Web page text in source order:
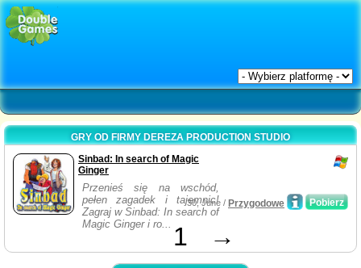
GRY OD FIRMY DEREZA PRODUCTION STUDIO
Sinbad: In search of Magic
Ginger
Przenieś się na wschód,
pełen zagadek i tajemnic!
Zagraj w Sinbad: In search of
Magic Ginger i ro...
Pobierz
30, June / Przygodowe
1 →